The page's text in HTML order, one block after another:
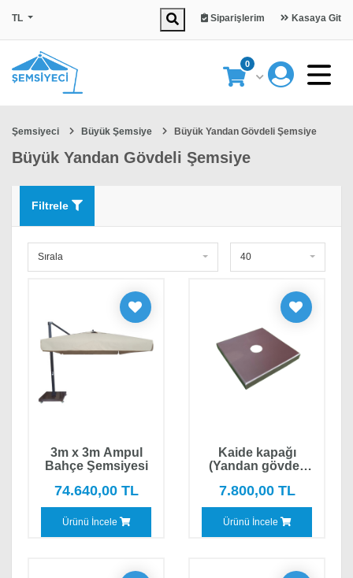
TL Siparişlerim Kasaya Git
0
Şemsiyeci Büyük Şemsiye Büyük Yandan Gövdeli Şemsiye
Büyük Yandan Gövdeli Şemsiye
Filtrele
Sırala 40
3m x 3m Ampul
Bahçe Şemsiyesi
74.640,00 TL
Ürünü İncele
Kaide kapağı
(Yandan gövdeli
7.800,00 TL
Ürünü İncele